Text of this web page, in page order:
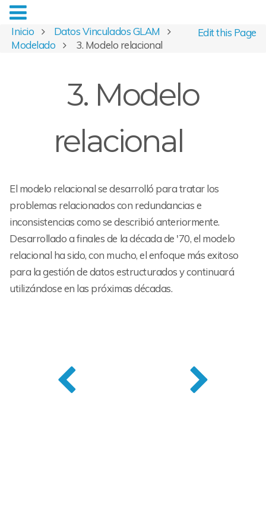
Edit this Page
Inicio
Datos Vinculados GLAM
Modelado
3. Modelo relacional
3. Modelo
relacional
El modelo relacional se desarrolló para tratar los
problemas relacionados con redundancias e
inconsistencias como se describió anteriormente.
Desarrollado a finales de la década de '70, el modelo
relacional ha sido, con mucho, el enfoque más exitoso
para la gestión de datos estructurados y continuará
utilizándose en las próximas décadas.